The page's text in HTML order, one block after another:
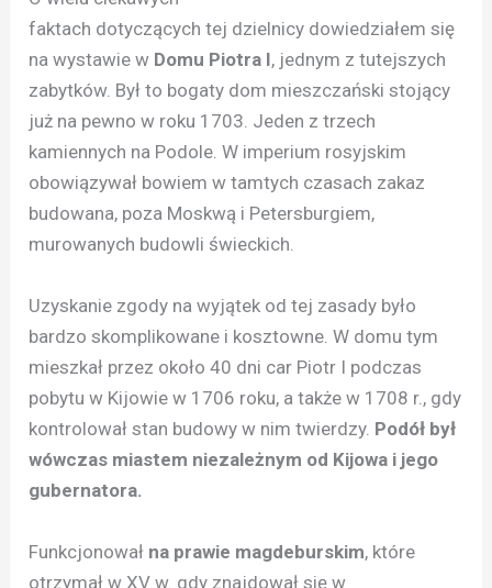
faktach dotyczących tej dzielnicy dowiedziałem się
na wystawie w Domu Piotra I, jednym z tutejszych
zabytków. Był to bogaty dom mieszczański stojący
już na pewno w roku 1703. Jeden z trzech
kamiennych na Podole. W imperium rosyjskim
obowiązywał bowiem w tamtych czasach zakaz
budowana, poza Moskwą i Petersburgiem,
murowanych budowli świeckich.
Uzyskanie zgody na wyjątek od tej zasady było
bardzo skomplikowane i kosztowne. W domu tym
mieszkał przez około 40 dni car Piotr I podczas
pobytu w Kijowie w 1706 roku, a także w 1708 r., gdy
kontrolował stan budowy w nim twierdzy. Podół był
wówczas miastem niezależnym od Kijowa i jego
gubernatora.
Funkcjonował na prawie magdeburskim, które
otrzymał w XV w. gdy znajdował się w